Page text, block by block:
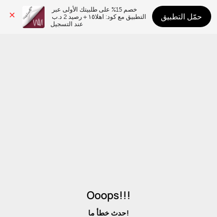
عند التسجيل
حمّل التطبيق
Ooops!!!
حدث خطأ ما!